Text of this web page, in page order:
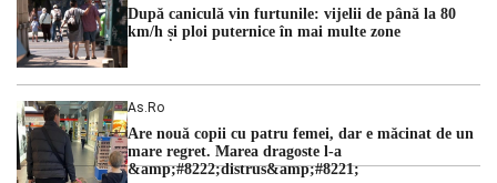
După caniculă vin furtunile: vijelii de până la 80
km/h și ploi puternice în mai multe zone
As.ro
Are nouă copii cu patru femei, dar e măcinat de un
mare regret. Marea dragoste l-a
&amp;#8222;distrus&amp;#8221;